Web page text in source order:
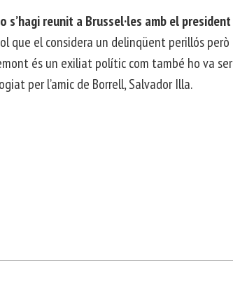
reunit a Brussel·les amb el president
que el considera un delinqüent perillós però
és un exiliat polític com també ho va ser
per l’amic de Borrell, Salvador Illa.